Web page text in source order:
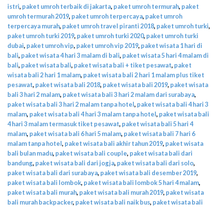
istri, paket umroh terbaik di jakarta, paket umroh termurah, paket
umroh termurah 2019, paket umroh terpercaya, paket umroh
terpercaya murah, paket umroh travel piranti 2018, paket umroh turki,
paket umroh turki 2019, paket umroh turki 2020, paket umroh turki
dubai, paket umroh vip, paket umroh vip 2019, paket wisata 1 hari di
bali, paket wisata 4 hari 3 malam di bali, paket wisata 5 hari 4 malam di
bali, paket wisata bali, paket wisata bali + tiket pesawat, paket
wisata bali 2 hari 1 malam, paket wisata bali 2 hari 1 malam plus tiket
pesawat, paket wisata bali 2018, paket wisata bali 2019, paket wisata
bali 3 hari 2 malam, paket wisata bali 3 hari 2 malam dari surabaya,
paket wisata bali 3 hari 2 malam tanpa hotel, paket wisata bali 4 hari 3
malam, paket wisata bali 4 hari 3 malam tanpa hotel, paket wisata bali
4 hari 3 malam termasuk tiket pesawat, paket wisata bali 5 hari 4
malam, paket wisata bali 6 hari 5 malam, paket wisata bali 7 hari 6
malam tanpa hotel, paket wisata bali akhir tahun 2019, paket wisata
bali bulan madu, paket wisata bali couple, paket wisata bali dari
bandung, paket wisata bali dari jogja, paket wisata bali dari solo,
paket wisata bali dari surabaya, paket wisata bali desember 2019,
paket wisata bali lombok, paket wisata bali lombok 5 hari 4 malam,
paket wisata bali murah, paket wisata bali murah 2019, paket wisata
bali murah backpacker, paket wisata bali naik bus, paket wisata bali